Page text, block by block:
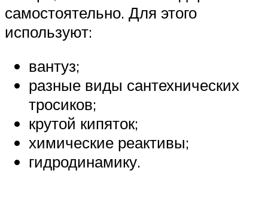
самостоятельно. Для этого
используют:
вантуз;
разные виды сантехнических
тросиков;
крутой кипяток;
химические реактивы;
гидродинамику.